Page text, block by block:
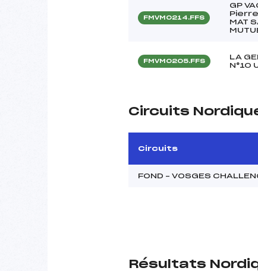
FMVM0214.FFS
GP
MAT
FMVM0205.FFS
LA
N°10
Circuits
Circuits
FOND – VOSGES
Résultats